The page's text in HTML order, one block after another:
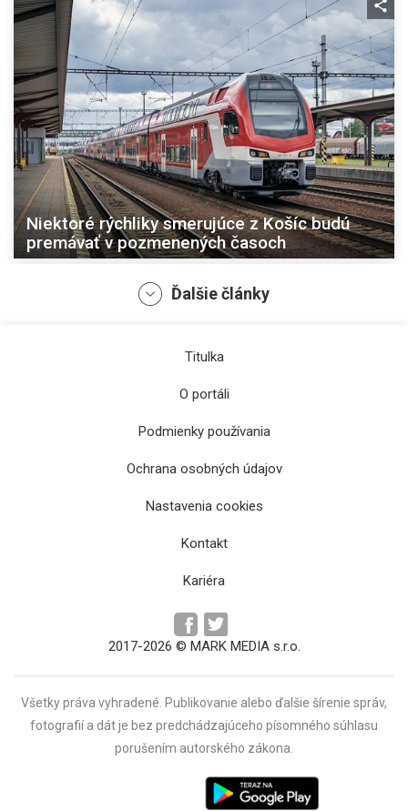
Niektoré rýchliky smerujúce z Košíc budú
premávať v pozmenených časoch
Košický kraj revitalizuje aj vodné priepusty v
Prešova potrvá do jesene
Ďalšie články
Titulka
O portáli
Podmienky používania
Ochrana osobných údajov
Nastavenia cookies
Kontakt
Kariéra
2017-2026 © MARK MEDIA s.r.o.
Všetky práva vyhradené. Publikovanie alebo ďalšie šírenie správ,
fotografií a dát je bez predchádzajúceho písomného súhlasu
porušením autorského zákona.